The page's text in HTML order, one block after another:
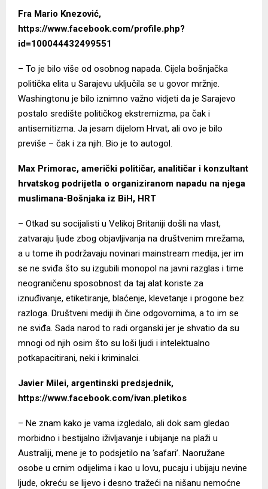
Fra Mario Knezović,
https://www.facebook.com/profile.php?
id=100044432499551
– To je bilo više od osobnog napada. Cijela bošnjačka
politička elita u Sarajevu uključila se u govor mržnje.
Washingtonu je bilo iznimno važno vidjeti da je Sarajevo
postalo središte političkog ekstremizma, pa čak i
antisemitizma. Ja jesam dijelom Hrvat, ali ovo je bilo
previše – čak i za njih. Bio je to autogol.
Max Primorac, američki političar, analitičar i konzultant
hrvatskog podrijetla o organiziranom napadu na njega
muslimana-Bošnjaka iz BiH, HRT
– Otkad su socijalisti u Velikoj Britaniji došli na vlast,
zatvaraju ljude zbog objavljivanja na društvenim mrežama,
a u tome ih podržavaju novinari mainstream medija, jer im
se ne sviđa što su izgubili monopol na javni razglas i time
neograničenu sposobnost da taj alat koriste za
iznuđivanje, etiketiranje, blaćenje, klevetanje i progone bez
razloga. Društveni mediji ih čine odgovornima, a to im se
ne sviđa. Sada narod to radi organski jer je shvatio da su
mnogi od njih osim što su loši ljudi i intelektualno
potkapacitirani, neki i kriminalci.
Javier Milei, argentinski predsjednik,
https://www.facebook.com/ivan.pletikos
– Ne znam kako je vama izgledalo, ali dok sam gledao
morbidno i bestijalno iživljavanje i ubijanje na plaži u
Australiji, mene je to podsjetilo na ‘safari’. Naoružane
osobe u crnim odijelima i kao u lovu, pucaju i ubijaju nevine
ljude, okreću se lijevo i desno tražeći na nišanu nemoćne